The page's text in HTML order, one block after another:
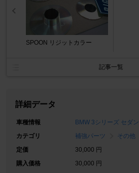
SPOON リジットカラー
記事一覧
詳細データ
車種情報
BMW 3シリーズ セダン
カテゴリ
補強パーツ
その他
定価
30,000 円
購入価格
30,000 円